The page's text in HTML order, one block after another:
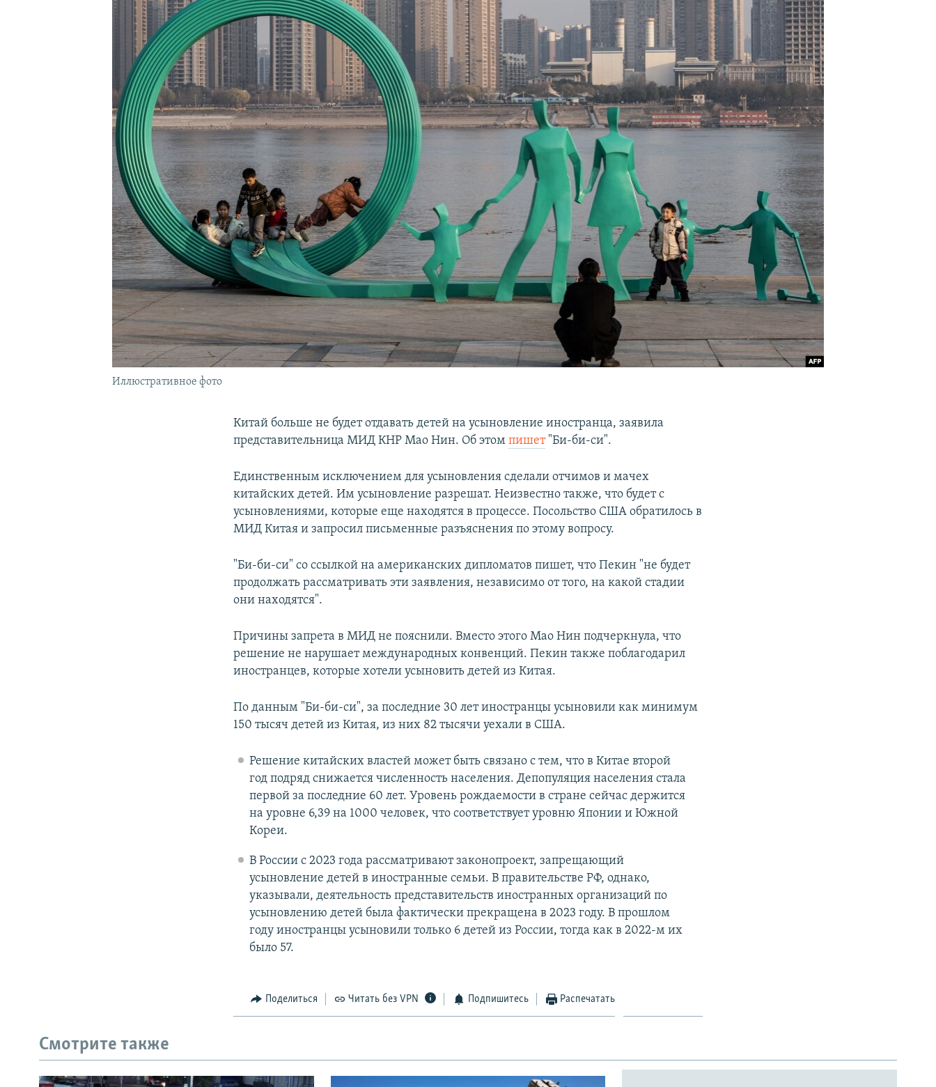
ПОДПИШИТЕСЬ НА РАССЫЛКУ
Иллюстративное фото
Китай больше не будет отдавать детей на усыновление иностранца, заявила
представительница МИД КНР Мао Нин. Об этомпишет"Би-би-си".
Единственным исключением для усыновления сделали отчимов и мачех
китайских детей. Им усыновление разрешат. Неизвестно также, что будет с
усыновлениями, которые еще находятся в процессе. Посольство США обратилось в
МИД Китая и запросил письменные разъяснения по этому вопросу.
"Би-би-си" со ссылкой на американских дипломатов пишет, что Пекин "не будет
продолжать рассматривать эти заявления, независимо от того, на какой стадии
они находятся".
Причины запрета в МИД не пояснили. Вместо этого Мао Нин подчеркнула, что
решение не нарушает международных конвенций. Пекин также поблагодарил
иностранцев, которые хотели усыновить детей из Китая.
По данным "Би-би-си", за последние 30 лет иностранцы усыновили как минимум
150 тысяч детей из Китая, из них 82 тысячи уехали в США.
Решение китайских властей может быть связано с тем, что в Китае второй
год подряд снижается численность населения. Депопуляция населения стала
первой за последние 60 лет. Уровень рождаемости в стране сейчас держится
на уровне 6,39 на 1000 человек, что соответствует уровню Японии и Южной
Кореи.
В России с 2023 года рассматривают законопроект, запрещающий
усыновление детей в иностранные семьи. В правительстве РФ, однако,
указывали, деятельность представительств иностранных организаций по
усыновлению детей была фактически прекращена в 2023 году. В прошлом
году иностранцы усыновили только 6 детей из России, тогда как в 2022-м их
было 57.
Поделиться Читать без VPN Подпишитесь Распечатать
Смотрите также